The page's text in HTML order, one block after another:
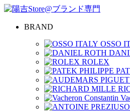
BRAND
OSSO
ROLEX